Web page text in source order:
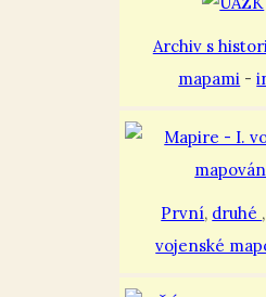
Archiv s
mapami -
První, druhé
vojenské